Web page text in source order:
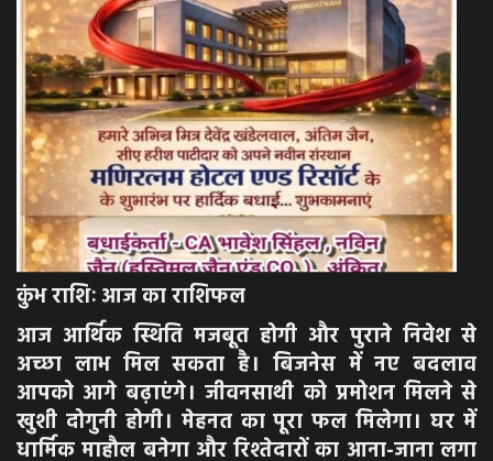
कुंभ राशिः आज का राशिफल
आज आर्थिक स्थिति मजबूत होगी और पुराने निवेश से
अच्छा लाभ मिल सकता है। बिजनेस में नए बदलाव
आपको आगे बढ़ाएंगे। जीवनसाथी को प्रमोशन मिलने से
खुशी दोगुनी होगी। मेहनत का पूरा फल मिलेगा। घर में
धार्मिक माहौल बनेगा और रिश्तेदारों का आना-जाना लगा